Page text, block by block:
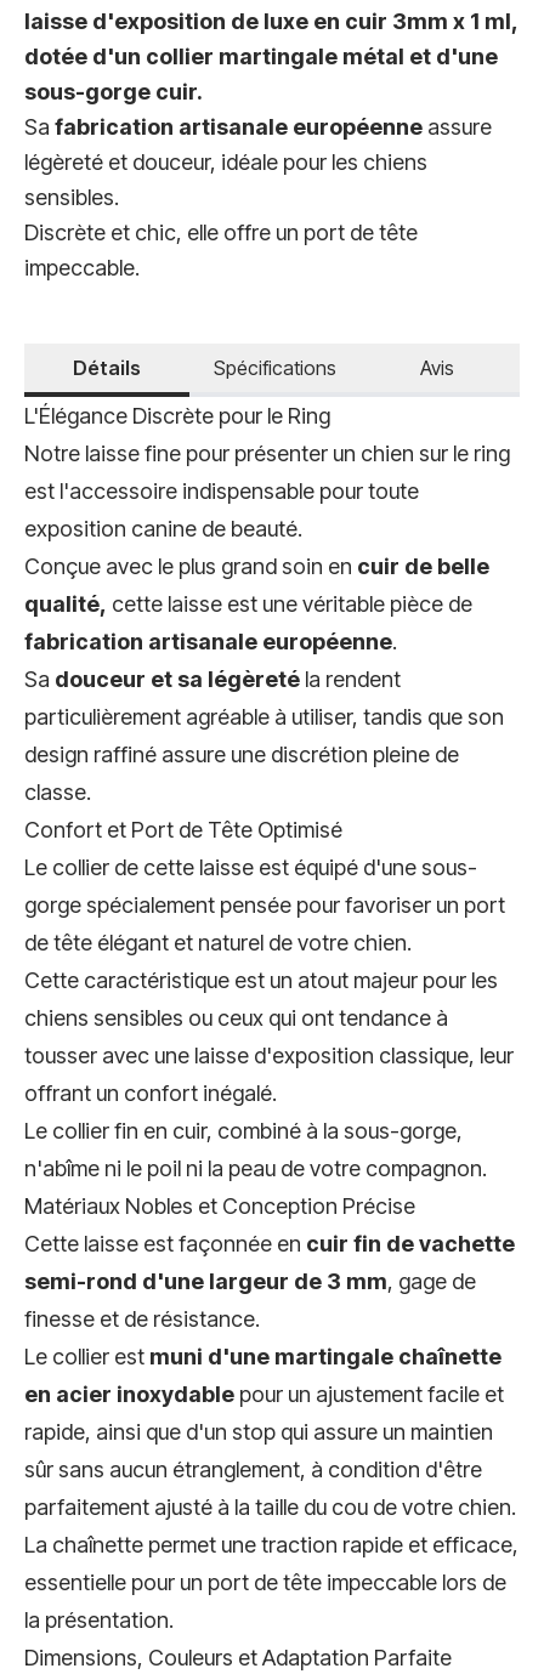
laisse d'exposition de luxe en cuir 3mm x 1 ml,
dotée d'un collier martingale métal et d'une
sous-gorge cuir.
Sa fabrication artisanale européenne assure
légèreté et douceur, idéale pour les chiens
sensibles.
Discrète et chic, elle offre un port de tête
impeccable.
Détails Spécifications Avis
L'Élégance Discrète pour le Ring
Notre laisse fine pour présenter un chien sur le ring
est l'accessoire indispensable pour toute
exposition canine de beauté.
Conçue avec le plus grand soin en cuir de belle
qualité, cette laisse est une véritable pièce de
fabrication artisanale européenne.
Sa douceur et sa légèreté la rendent
particulièrement agréable à utiliser, tandis que son
design raffiné assure une discrétion pleine de
classe.
Confort et Port de Tête Optimisé
Le collier de cette laisse est équipé d'une sous-
gorge spécialement pensée pour favoriser un port
de tête élégant et naturel de votre chien.
Cette caractéristique est un atout majeur pour les
chiens sensibles ou ceux qui ont tendance à
tousser avec une laisse d'exposition classique, leur
offrant un confort inégalé.
Le collier fin en cuir, combiné à la sous-gorge,
n'abîme ni le poil ni la peau de votre compagnon.
Matériaux Nobles et Conception Précise
Cette laisse est façonnée en cuir fin de vachette
semi-rond d'une largeur de 3 mm, gage de
finesse et de résistance.
Le collier est muni d'une martingale chaînette
en acier inoxydable pour un ajustement facile et
rapide, ainsi que d'un stop qui assure un maintien
sûr sans aucun étranglement, à condition d'être
parfaitement ajusté à la taille du cou de votre chien.
La chaînette permet une traction rapide et efficace,
essentielle pour un port de tête impeccable lors de
la présentation.
Dimensions, Couleurs et Adaptation Parfaite